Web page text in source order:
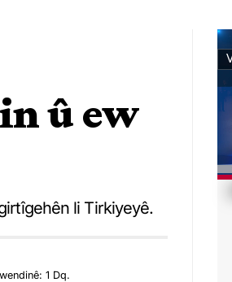
û ew
li Tirkiyeyê.
1 Dq.